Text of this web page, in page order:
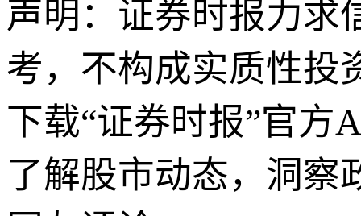
声明：证券时报力求
考，不构成实质性投
下载“证券时报”官方
了解股市动态，洞察